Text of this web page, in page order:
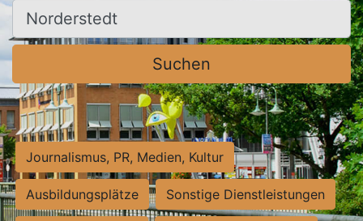
Ort, Stadt
Suchen
Journalismus, PR, Medien, Kultur
Ausbildungsplätze Sonstige Dienstleistungen